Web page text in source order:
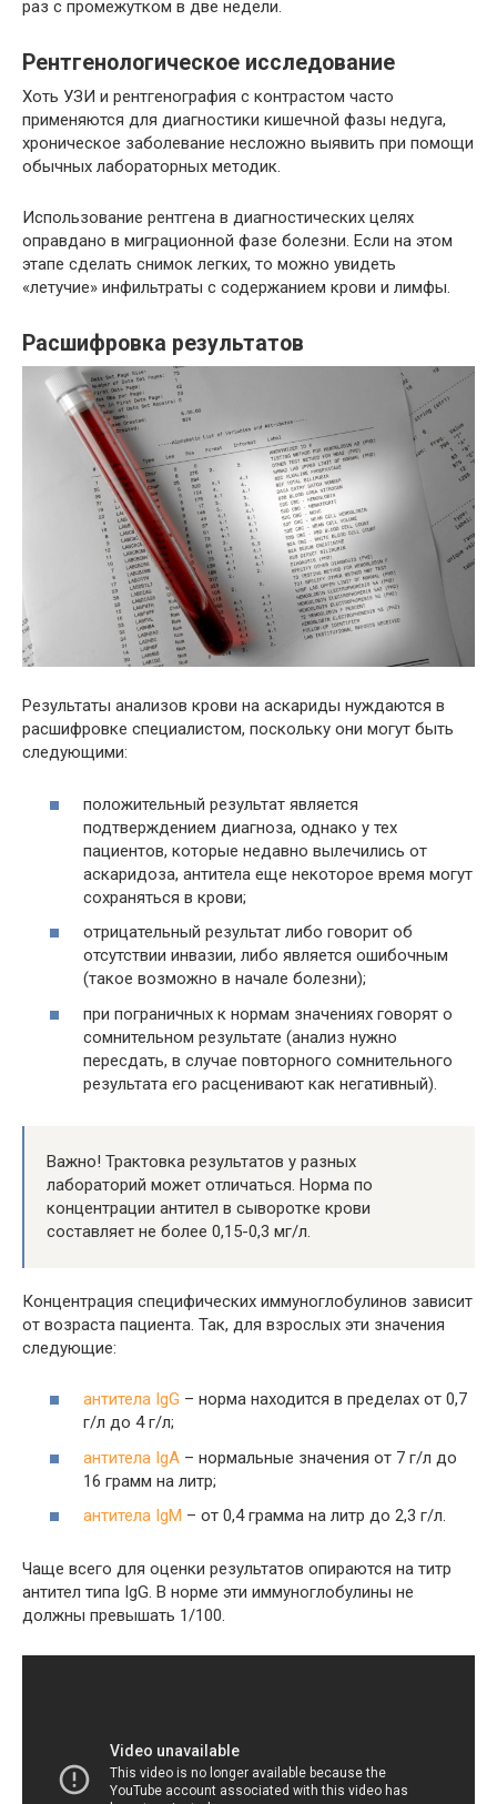
раз с промежутком в две недели.
Рентгенологическое исследование
Хоть УЗИ и рентгенография с контрастом часто
применяются для диагностики кишечной фазы недуга,
хроническое заболевание несложно выявить при помощи
обычных лабораторных методик.
Использование рентгена в диагностических целях
оправдано в миграционной фазе болезни. Если на этом
этапе сделать снимок легких, то можно увидеть
«летучие» инфильтраты с содержанием крови и лимфы.
Расшифровка результатов
Результаты анализов крови на аскариды нуждаются в
расшифровке специалистом, поскольку они могут быть
следующими:
положительный результат является
подтверждением диагноза, однако у тех
пациентов, которые недавно вылечились от
аскаридоза, антитела еще некоторое время могут
сохраняться в крови;
отрицательный результат либо говорит об
отсутствии инвазии, либо является ошибочным
(такое возможно в начале болезни);
при пограничных к нормам значениях говорят о
сомнительном результате (анализ нужно
пересдать, в случае повторного сомнительного
результата его расценивают как негативный).
Важно! Трактовка результатов у разных
лабораторий может отличаться. Норма по
концентрации антител в сыворотке крови
составляет не более 0,15-0,3 мг/л.
Концентрация специфических иммуноглобулинов зависит
от возраста пациента. Так, для взрослых эти значения
следующие:
антитела IgG – норма находится в пределах от 0,7
г/л до 4 г/л;
антитела IgА – нормальные значения от 7 г/л до
16 грамм на литр;
антитела IgМ – от 0,4 грамма на литр до 2,3 г/л.
Чаще всего для оценки результатов опираются на титр
антител типа IgG. В норме эти иммуноглобулины не
должны превышать 1/100.